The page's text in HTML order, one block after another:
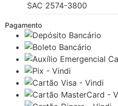
SAC 2574-3800
Pagamento